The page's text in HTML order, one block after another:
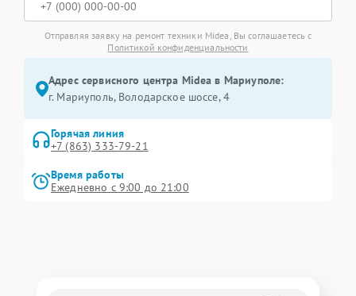
Отправляя заявку на ремонт техники Midea, Вы соглашаетесь с
Политикой конфиденциальности
Адрес сервисного центра Midea в Мариуполе:
г. Мариуполь, Володарское шоссе, 4
Горячая линия
+7 (863) 333-79-21
Время работы
Ежедневно с 9:00 до 21:00